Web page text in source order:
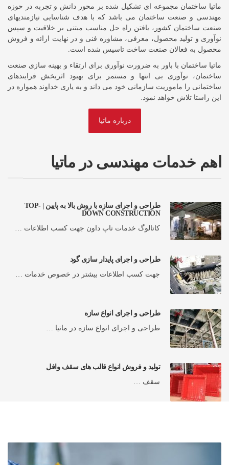
اهم خدمات مهندسی در ماتیا
طراحی و اجرای سازه با روش بالا به پایین | TOP-
DOWN CONSTRUCTION
کاتالوگ خدمات تاپ داون جهت کسب اطلاعات …
طراحی و اجرای پایدار سازی گود
جهت کسب اطلاعات بیشتر در خصوص خدمات …
طراحی و اجرای انواع سازه
طراحی و اجرای انواع سازه در ماتیا …
تولید و فروش انواع قالب های سقف وافل
سقف …
ماتیا ساختمان مجموعه ای تشکیل شده بر محور دانش و تجربه در حوزه
مهندسی و صنعت ساختمان می باشد که با هدف شناسایی نیازمندیهای
صنعت ساختمان کشور، یافتن راه حل مناسب مبتنی بر خلاقیت و سپس
نوآوری و تولید محصول، معرفی، مشاوره فنی و در نهایت ارائه و فروش
محصول به فعالان صنعت ساخت تاسیس شده است.
ماتیا ساختمان با باور به ضرورت نوآوری برای ارتقاء و بهینه سازی صنعت
ساختمان، نوآوری بی انتها و مستمر برای بهبود اثربخش فرایندهای
ساختمانی را ماموریت سازمانی خود می داند و به یاری خداوند همواره در
این راستا تلاش خواهد نمود.
درباره ماتیا